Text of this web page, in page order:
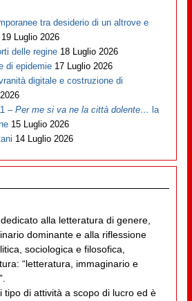
tra desiderio di un altrove e
19 Luglio 2026
delle regine 18 Luglio 2026
di epidemie 17 Luglio 2026
digitale e costruzione di
–Per me si va ne la città dolente… la
15 Luglio 2026
14 Luglio 2026
alla letteratura di genere,
dominante e alla riflessione
sociologica e filosofica,
“letteratura, immaginario e
tipo di attività a scopo di lucro ed è